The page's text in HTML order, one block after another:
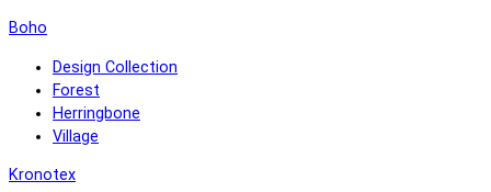
Boho
Design Collection
Forest
Herringbone
Village
Kronotex